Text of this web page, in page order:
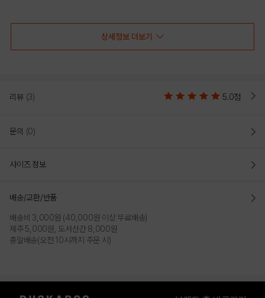
상세정보 더보기
리뷰 (3) 5.0점
문의 (0)
사이즈 정보
배송/교환/반품
배송비 3,000원 (40,000원 이상 무료배송)
제주 5,000원, 도서산간 8,000원
총알배송(오전 10시까지 주문 시)